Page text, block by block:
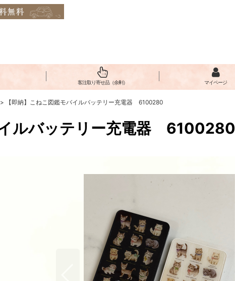
客注取り寄せ品（余剰） マイページ
> 【即納】こねこ図鑑モバイルバッテリー充電器 6100280
イルバッテリー充電器 6100280